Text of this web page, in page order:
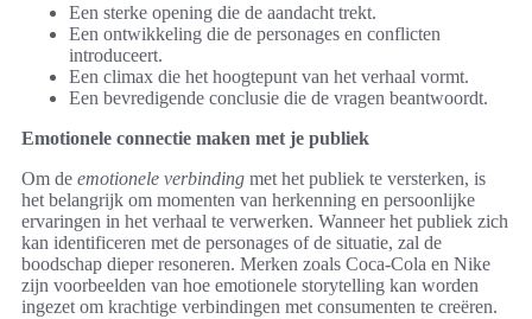
Een sterke opening die de aandacht trekt.
Een ontwikkeling die de personages en conflicten
introduceert.
Een climax die het hoogtepunt van het verhaal vormt.
Een bevredigende conclusie die de vragen beantwoordt.
Emotionele connectie maken met je publiek
Om de emotionele verbinding met het publiek te versterken, is
het belangrijk om momenten van herkenning en persoonlijke
ervaringen in het verhaal te verwerken. Wanneer het publiek zich
kan identificeren met de personages of de situatie, zal de
boodschap dieper resoneren. Merken zoals Coca-Cola en Nike
zijn voorbeelden van hoe emotionele storytelling kan worden
ingezet om krachtige verbindingen met consumenten te creëren.